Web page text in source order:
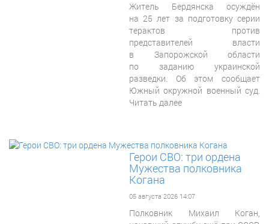
Житель Бердянска осуждён
на 25 лет за подготовку серии
терактов против
представителей власти
в Запорожской области
по заданию украинской
разведки. Об этом сообщает
Южный окружной военный суд.
Читать далее
Герои СВО: три ордена
Мужества полковника
Когана
05 августа 2026 14:07
Полковник Михаил Коган,